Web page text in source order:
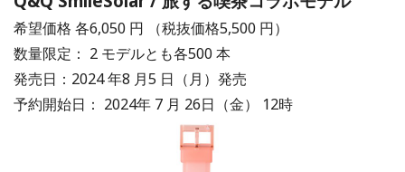
希望価格 各6,050 円 （税抜価格5,500 円）
数量限定： 2 モデルとも各500 本
発売日：2024 年8 ⽉5 ⽇（⽉）発売
予約開始⽇： 2024年 7 ⽉ 26⽇（⾦） 12時